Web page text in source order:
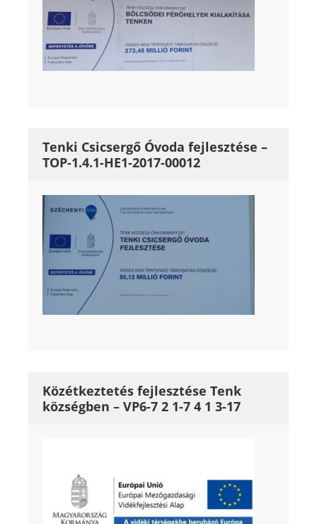
Tenki Csicsergő Óvoda fejlesztése –
TOP-1.4.1-HE1-2017-00012
Közétkeztetés fejlesztése Tenk
községben – VP6-7 2 1-7 4 1 3-17